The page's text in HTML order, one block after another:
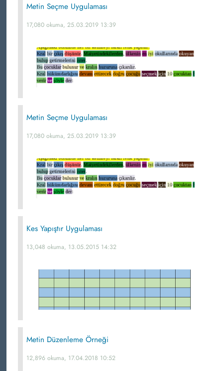
Metin Seçme Uygulaması
17,080 okuma, 25.03.2019 13:39
Metin Seçme Uygulaması
17,080 okuma, 25.03.2019 13:39
Kes Yapıştır Uygulaması
13,048 okuma, 13.05.2015 14:32
Metin Düzenleme Örneği
12,896 okuma, 17.04.2018 10:52